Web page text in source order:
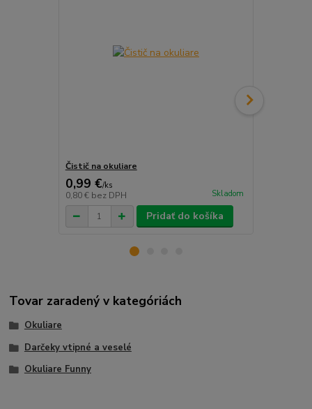
Čistič na okuliare
0,99 €/ks
0,80 € bez DPH Skladom
Pridať do košíka
Tovar zaradený v kategóriách
Okuliare
Darčeky vtipné a veselé
Okuliare Funny